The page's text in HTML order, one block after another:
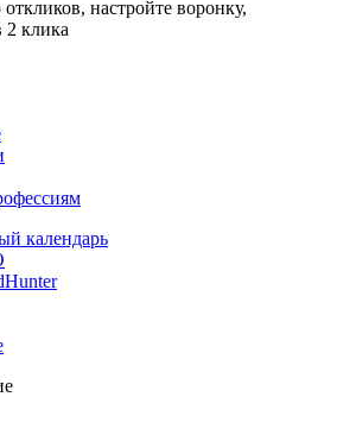
настройте воронку,
2 клика
календарь